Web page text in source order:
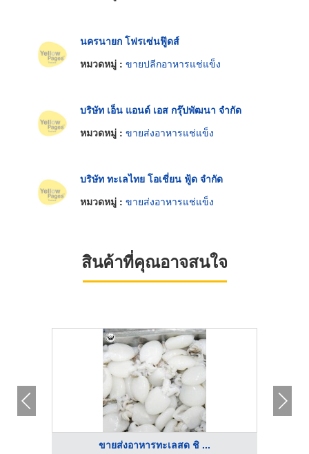
นครนายก โฟรเซ่นฟู๊ดส์
หมวดหมู่ : ขายปลีกอาหารแช่แข็ง
บริษัท เอ็น แอนด์ เอส กรุ๊ปพัฒนา จำกัด
หมวดหมู่ : ขายส่งอาหารแช่แข็ง
บริษัท ทะเลไทย โอเชี่ยน ฟู้ด จำกัด
หมวดหมู่ : ขายส่งอาหารแช่แข็ง
สินค้าที่คุณอาจสนใจ
ขายส่งอาหารทะเลสด ชิ ...